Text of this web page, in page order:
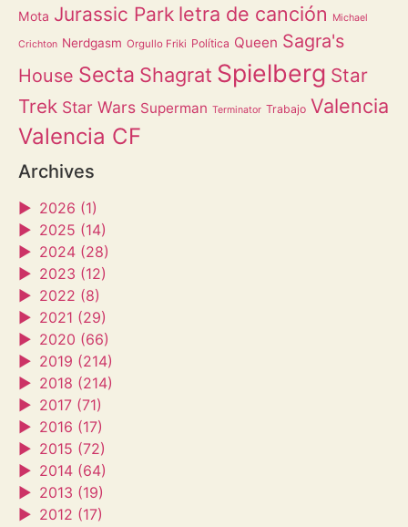
Mota Jurassic Park letra de canción Michael
Crichton Nerdgasm Orgullo Friki Política Queen Sagra's
House Secta Shagrat Spielberg Star
Trek Star Wars Superman Terminator Trabajo Valencia
Valencia CF
Archives
► 2026 (1)
► 2025 (14)
► 2024 (28)
► 2023 (12)
► 2022 (8)
► 2021 (29)
► 2020 (66)
► 2019 (214)
► 2018 (214)
► 2017 (71)
► 2016 (17)
► 2015 (72)
► 2014 (64)
► 2013 (19)
► 2012 (17)